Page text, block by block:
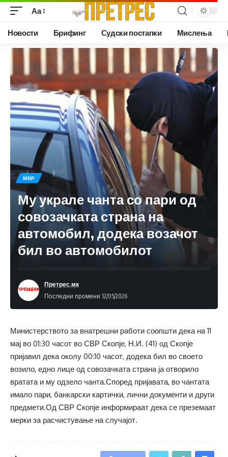
Аа
Новости Брифинг Судски постапки Мислења
МВР
Му украле чанта со пари од
совозачката страна на
автомобил, додека возачот
бил во автомобилот
Последни промени 12/05/2026
Претрес.мк
Министерството за внатрешни работи соопшти дека на 11
мај во 01:30 часот во СВР Скопје, Н.И. (41) од Скопје
пријавил дека околу 00:10 часот, додека бил во своето
возило, едно лице од совозачката страна ја отворило
вратата и му одзело чанта.Според пријавата, во чантата
имало пари, банкарски картички, лични документи и други
предмети.Од СВР Скопје информираат дека се преземаат
мерки за расчистување на случајот.